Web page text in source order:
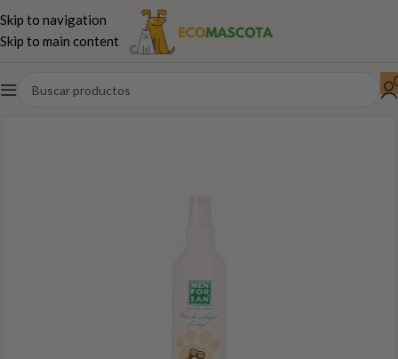
Skip to navigation
Skip to main content
Inicio Perros Antiparasitarios-Higiene